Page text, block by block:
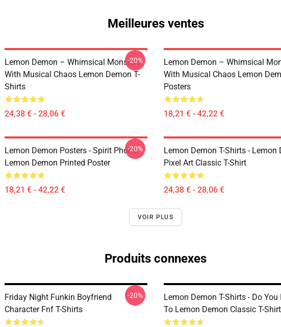
Meilleures ventes
Lemon Demon – Whimsical Monsters
With Musical Chaos Lemon Demon T-
Shirts
24,38 € - 28,06 €
-20%
Lemon Demon – Whimsical
With Musical Chaos Lemon
Posters
18,21 € - 42,22 €
Lemon Demon Posters - Spirit Phone
Lemon Demon Printed Poster
18,21 € - 42,22 €
-20%
Lemon Demon T-Shirts - Lemon
Pixel Art Classic T-Shirt
24,38 € - 28,06 €
VOIR PLUS
Produits connexes
Friday Night Funkin Boyfriend
Character Fnf T-Shirts
-20%
Lemon Demon T-Shirts - Do You
To Lemon Demon Classic T-Shirt